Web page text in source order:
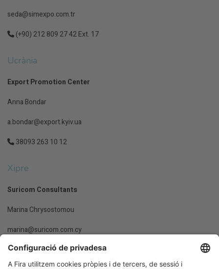
seda@simexpo.com.tr
(+90) 212 809 27 42 Ext. 17
Ucrània
Export Promotion Center
Anna Bondar
a.bondar@export.kyiv.ua
38093 263 10 12
Xipre
Suricom Consultants
Marina Chrysostomou
marina@suricom.com.cy
(+357) 2558 9418